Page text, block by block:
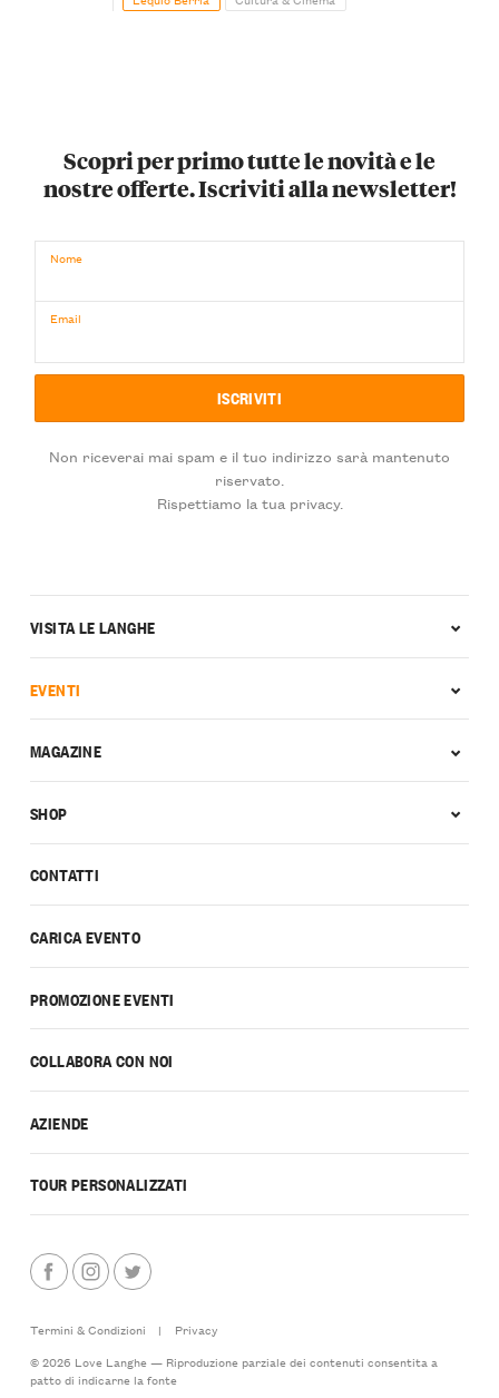
Scopri per primo tutte le novità e le
nostre offerte. Iscriviti alla newsletter!
Nome
Email
Non riceverai mai spam e il tuo indirizzo sarà mantenuto
riservato.
Rispettiamo la tua privacy.
CONTATTI
CARICA EVENTO
PROMOZIONE EVENTI
COLLABORA CON NOI
AZIENDE
TOUR PERSONALIZZATI
VISITA LE LANGHE
EVENTI
MAGAZINE
SHOP
Termini & Condizioni |
Privacy
© 2026 Love Langhe — Riproduzione parziale dei contenuti consentita a
patto di indicarne la fonte